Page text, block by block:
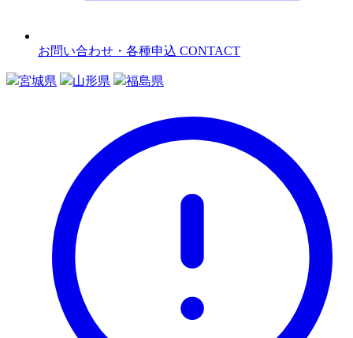
お問い合わせ・各種申込 CONTACT
宮城県 山形県 福島県